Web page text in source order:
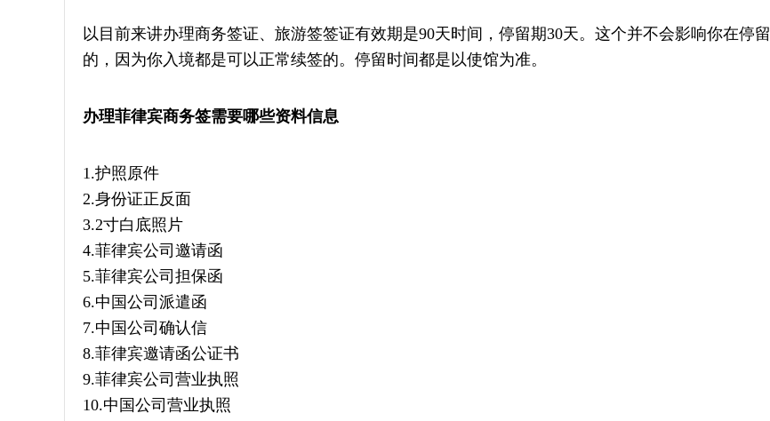
以目前来讲办理商务签证、旅游签签证有效期是90天时间，停留期30天。这个并不会影响你在停留
的，因为你入境都是可以正常续签的。停留时间都是以使馆为准。
办理菲律宾商务签需要哪些资料信息
1.护照原件
2.身份证正反面
3.2寸白底照片
4.菲律宾公司邀请函
5.菲律宾公司担保函
6.中国公司派遣函
7.中国公司确认信
8.菲律宾邀请函公证书
9.菲律宾公司营业执照
10.中国公司营业执照